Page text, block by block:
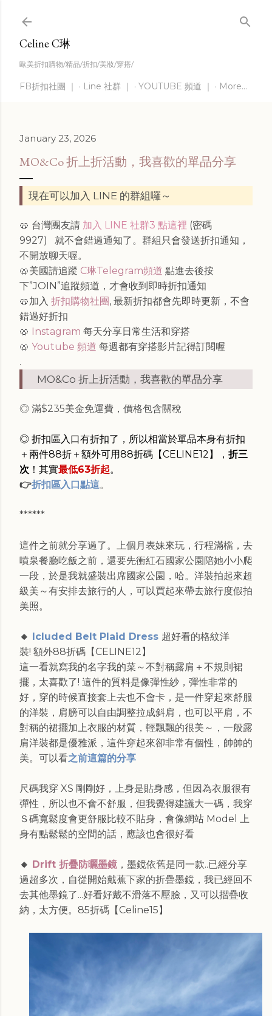
Celine C琳
歐美折扣購物/精品/折扣/美妝/穿搭/
FB折扣社團 ｜ Line 社群 ｜ YOUTUBE 頻道 ｜ More…
January 23, 2026
MO&Co 折上折活動，我喜歡的單品分享
現在可以加入 LINE 的群組囉～
🥨 台灣團友請 加入 LINE 社群3 點這裡 (密碼
9927)
就不會錯過通知了。群組只會發送折扣通知，
不開放聊天喔。
🥨美國請追蹤 C琳Telegram頻道 點進去後按
下”JOIN”追蹤頻道，才會收到即時折扣通知
🥨加入 折扣購物社團, 最新折扣都會先即時更新，不會
錯過好折扣
🥨 Instagram 每天分享日常生活和穿搭
🥨 Youtube 頻道 每週都有穿搭影片記得訂閱喔
.
MO&Co 折上折活動，我喜歡的單品分享
◎ 滿$235美金免運費，價格包含關稅
◎ 折扣區入口有折扣了，所以相當於單品本身有折扣
＋兩件88折＋額外可用88折碼【CELINE12】 ， 折三
次 ！其實最低63折起。
👉折扣區入口點這。
******
這件之前就分享過了。上個月表妹來玩，行程滿檔，去
噴泉餐廳吃飯之前，還要先衝紅石國家公園陪她小小爬
一段，於是我就盛裝出席國家公園，哈。洋裝拍起來超
級美～有安排去旅行的人，可以買起來帶去旅行度假拍
美照。
🔸 Icluded Belt Plaid Dress 超好看的格紋洋
裝! 額外88折碼【CELINE12】
這一看就寫我的名字我的菜～不對稱露肩＋不規則裙
擺，太喜歡了! 這件的質料是像彈性紗，彈性非常的
好，穿的時候直接套上去也不會卡，是一件穿起來舒服
的洋裝，肩膀可以自由調整拉成斜肩，也可以平肩，不
對稱的裙擺加上衣服的材質，輕飄飄的很美～，一般露
肩洋裝都是優雅派，這件穿起來卻非常有個性，帥帥的
美。可以看之前這篇的分享
尺碼我穿 XS 剛剛好，上身是貼身感，但因為衣服很有
彈性，所以也不會不舒服，但我覺得建議大一碼，我穿
Ｓ碼寬鬆度會更舒服比較不貼身，會像網站 Model 上
身有點鬆鬆的空間的話，應該也會很好看
🔸 Drift 折疊防曬墨鏡 ，墨鏡依舊是同一款..已經分享
過超多次，自從開始戴蕉下家的折疊墨鏡，我已經回不
去其他墨鏡了...好看好戴不滑落不壓臉，又可以摺疊收
納，太方便。 85折碼【Celine15】